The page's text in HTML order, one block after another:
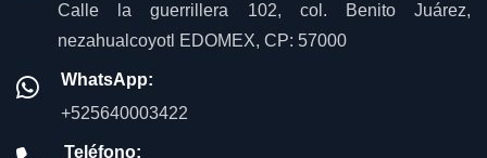
Calle la guerrillera 102, col. Benito Juárez,
nezahualcoyotl EDOMEX, CP: 57000
WhatsApp:
+525640003422
Teléfono: